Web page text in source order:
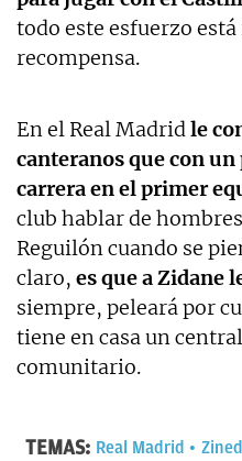
todo este esfuerzo
recompensa.
En el Real Madridle
canteranos que con
carrera en el primer
club hablar de
Reguilón cuando se
claro, es que a Zidane
siempre, peleará por
tiene en casa un
comunitario.
TEMAS: Real Madrid